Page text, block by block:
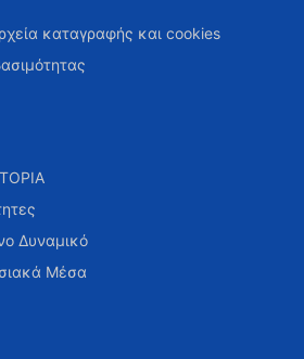
καταγραφής και cookies
Δυναμικό
Μέσα